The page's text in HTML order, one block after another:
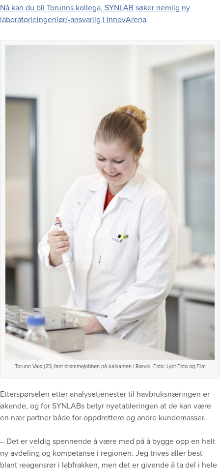
Nå kan du bli Torunns kollega, SYNLAB søker nemlig ny
laboratorieingeniør/-ansvarlig i InnovArena
Torunn Valø (25) fant drømmejobben på kaikanten i Rørvik. Foto: Lykt Foto og Film
Etterspørselen etter analysetjenester til havbruksnæringen er
økende, og for SYNLABs betyr nyetableringen at de kan være
en nær partner både for oppdrettere og andre kundemasser.
– Det er veldig spennende å være med på å bygge opp en helt
ny avdeling og kompetanse i regionen. Jeg trives aller best
blant reagensrør i labfrakken, men det er givende å ta del i hele